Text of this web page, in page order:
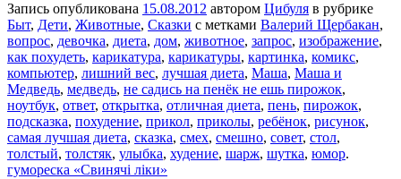
Запись опубликована 15.08.2012 автором Цибуля в рубрике
Быт, Дети, Животные, Сказки с метками Валерий Щербакан,
вопрос, девочка, диета, дом, животное, запрос, изображение,
как похудеть, карикатура, карикатуры, картинка, комикс,
компьютер, лишний вес, лучшая диета, Маша, Маша и
Медведь, медведь, не садись на пенёк не ешь пирожок,
ноутбук, ответ, открытка, отличная диета, пень, пирожок,
подсказка, похудение, прикол, приколы, ребёнок, рисунок,
самая лучшая диета, сказка, смех, смешно, совет, стол,
толстый, толстяк, улыбка, худение, шарж, шутка, юмор.
гумореска «Свинячі ліки»